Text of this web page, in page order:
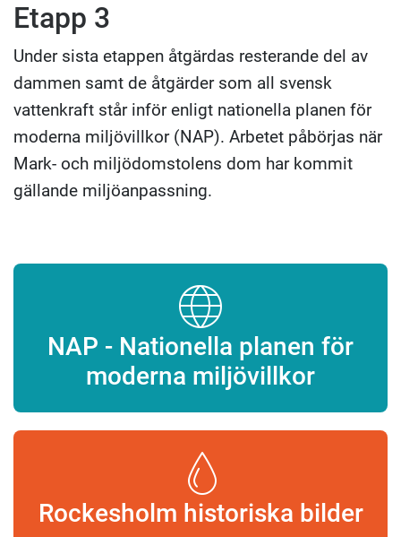
Etapp 3
Under sista etappen åtgärdas resterande del av
dammen samt de åtgärder som all svensk
vattenkraft står inför enligt nationella planen för
moderna miljövillkor (NAP). Arbetet påbörjas när
Mark- och miljödomstolens dom har kommit
gällande miljöanpassning.
NAP - Nationella planen för
moderna miljövillkor
Rockesholm historiska bilder